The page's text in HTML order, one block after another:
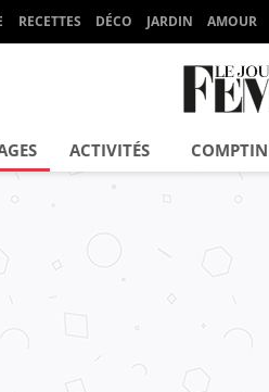
RECETTES DÉCO JARDIN AMOUR
ACTIVITÉS